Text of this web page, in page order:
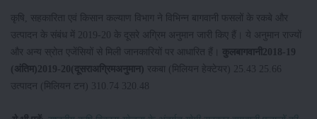
कृषि, सहकारिता एवं किसान कल्याण विभाग ने विभिन्न बागवानी फसलों के रकबे और
उत्पादन के संबंध में 2019-20 के दूसरे अग्रिम अनुमान जारी किए हैं। ये अनुमान राज्यों
और अन्य स्रोत एजेंसियों से मिली जानकारियों पर आधारित हैं। कुलबागवानी2018-19
(अंतिम)2019-20(दूसराअग्रिमअनुमान) रकबा (मिलियन हेक्टेयर) 25.43 25.66
उत्पादन (मिलियन टन) 310.74 320.48